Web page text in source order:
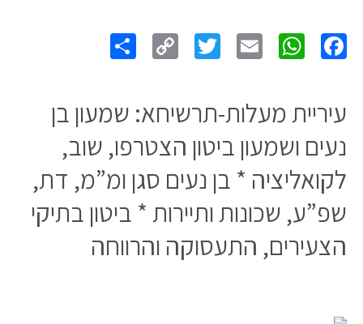
Link
עיריית מעלות-תרשיחא: שמעון בן
נעים ושמעון ביטון הצטרפו, שוב,
לקואליציה * בן נעים סגן ומ”מ, דת,
שפ”ע, שכונות ותיירות * ביטון בתיקי
הצעירים, התעסוקה והרווחה